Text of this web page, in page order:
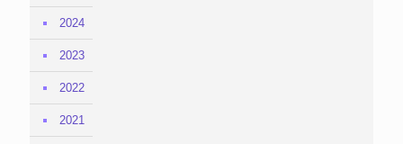
2024
2023
2022
2021